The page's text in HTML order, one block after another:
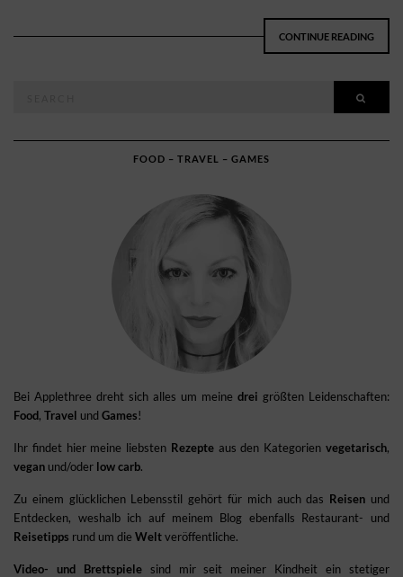
CONTINUE READING
FOOD – TRAVEL – GAMES
Bei Applethree dreht sich alles um meine drei größten Leidenschaften:
Food, Travel und Games!
Ihr findet hier meine liebsten Rezepteaus den Kategorienvegetarisch,
vegan und/oder low carb.
Zu einem glücklichen Lebensstil gehört für mich auch das Reisen und
Entdecken, weshalb ich auf meinem Blog ebenfalls Restaurant- und
Reisetipps rund um die Weltveröffentliche.
Video- und Brettspielesind mir seit meiner Kindheit ein stetiger